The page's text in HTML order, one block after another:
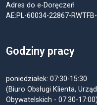
Adres do e-Doręczeń
AE:PL-60034-22867-
Godziny pracy
poniedziałek: 07:30-15:30
(Biuro Obsługi Klienta,
Obywatelskich - 07:30-17:00)